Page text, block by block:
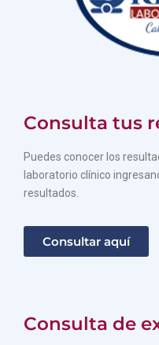
Consulta tus
Puedes conocer los
laboratorio clínico
resultados.
Consultar aquí
Consulta de